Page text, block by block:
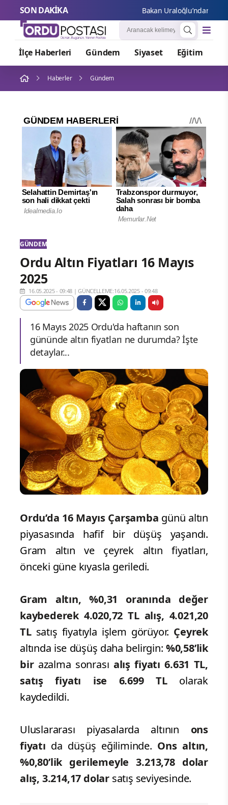
SON DAKİKA Bakan Uraloğlu’ndan
İlçe Haberleri Gündem Siyaset Eğitim
Haberler Gündem
GÜNDEM
Ordu Altın Fiyatları 16 Mayıs
2025
16.05.2025 - 09:48 |GÜNCELLEME:16.05.2025 - 09:48
16 Mayıs 2025 Ordu'da haftanın son
gününde altın fiyatları ne durumda? İşte
detaylar...
Ordu’da 16 Mayıs Çarşamba günü altın
piyasasında hafif bir düşüş yaşandı.
Gram altın ve çeyrek altın fiyatları,
önceki güne kıyasla geriledi.
Gram altın, %0,31 oranında değer
kaybederek 4.020,72 TL alış, 4.021,20
TLsatış fiyatıyla işlem görüyor. Çeyrek
altında ise düşüş daha belirgin: %0,58’lik
birazalma sonrası alış fiyatı 6.631 TL,
satış fiyatı ise 6.699 TL olarak
kaydedildi.
Uluslararası piyasalarda altının ons
fiyatı da düşüş eğiliminde. Ons altın,
%0,80’lik gerilemeyle 3.213,78 dolar
alış, 3.214,17 dolar satış seviyesinde.